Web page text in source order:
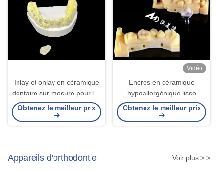
Inlay et onlay en céramique
dentaire sur mesure pour les
solutions de restauration et
la réparation des dents
Obtenez le meilleur prix
Vidéo
Encrés en céramique
hypoallergénique lisse
Encrés personnalisés
Résistance aux taches
Obtenez le meilleur prix
Appareils d'orthodontie Voir plus > >